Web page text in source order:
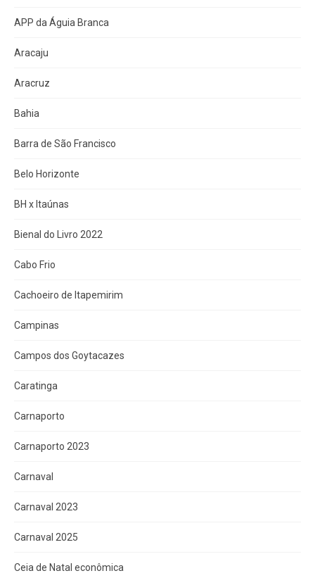
APP da Águia Branca
Aracaju
Aracruz
Bahia
Barra de São Francisco
Belo Horizonte
BH x Itaúnas
Bienal do Livro 2022
Cabo Frio
Cachoeiro de Itapemirim
Campinas
Campos dos Goytacazes
Caratinga
Carnaporto
Carnaporto 2023
Carnaval
Carnaval 2023
Carnaval 2025
Ceia de Natal econômica